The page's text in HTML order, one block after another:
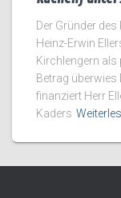
Der Gründer
Heinz-Erwin
Kirchlengern als
Betrag überwies
finanziert Herr
Kaders